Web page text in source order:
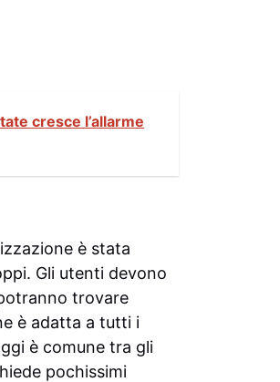
cresce l’allarme
è stata
Gli utenti devono
trovare
è adatta a tutti i
è comune tra gli
pochissimi